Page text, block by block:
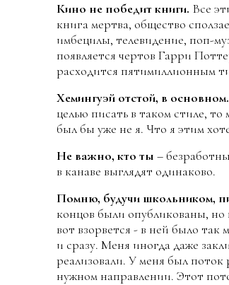
Кино не победит книги. Все
книга мертва, общество
имбецилы, телевидение, поп-
появляется чертов Гарри
расходится пятимиллионным
Хемингуэй отстой, в основном.
целью писать в таком стиле,
был бы уже не я. Что я этим
Не важно, кто ты –
в канаве выглядят одинаково.
Помню, будучи школьником,
концов были опубликованы, но
вот взорвется - в ней было
и сразу. Меня иногда даже
реализовали. У меня был поток
нужном направлении. Этот